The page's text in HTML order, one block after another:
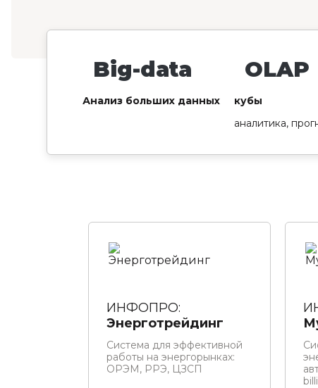
Big-data
Анализ больших данных
OLAP
кубы
аналитика,
ИНФОПРО:
Энерготрейдинг
Система для эффективной
работы на энергорынках:
ОРЭМ, РРЭ, ЦЗСП